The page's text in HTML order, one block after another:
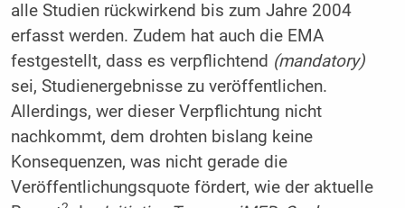
alle Studien rückwirkend bis zum Jahre 2004
erfasst werden. Zudem hat auch die EMA
festgestellt, dass es verpflichtend (mandatory)
sei, Studienergebnisse zu veröffentlichen.
Allerdings, wer dieser Verpflichtung nicht
nachkommt, dem drohten bislang keine
Konsequenzen, was nicht gerade die
Veröffentlichungsquote fördert, wie der aktuelle